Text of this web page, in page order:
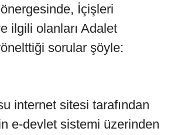
İçişleri
ilgili olanları Adalet
sorular şöyle:
internet sitesi tarafından
e-devlet sistemi üzerinden